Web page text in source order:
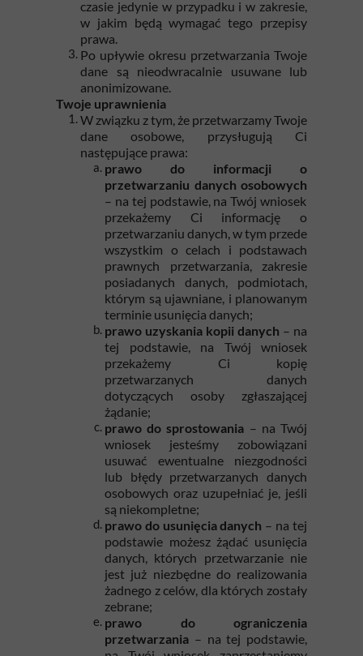
czasie jedynie w przypadku i w zakresie,
w jakim będą wymagać tego przepisy
prawa.
Po upływie okresu przetwarzania Twoje
dane są nieodwracalnie usuwane lub
anonimizowane.
Twoje uprawnienia
W związku z tym, że przetwarzamy Twoje
dane osobowe, przysługują Ci
następujące prawa:
prawo do informacji o
przetwarzaniu danych osobowych
– na tej podstawie, na Twój wniosek
przekażemy Ci informację o
przetwarzaniu danych, w tym przede
wszystkim o celach i podstawach
prawnych przetwarzania, zakresie
posiadanych danych, podmiotach,
którym są ujawniane, i planowanym
terminie usunięcia danych;
prawo uzyskania kopii danych – na
tej podstawie, na Twój wniosek
przekażemy Ci kopię
przetwarzanych danych
dotyczących osoby zgłaszającej
żądanie;
prawo do sprostowania – na Twój
wniosek jesteśmy zobowiązani
usuwać ewentualne niezgodności
lub błędy przetwarzanych danych
osobowych oraz uzupełniać je, jeśli
są niekompletne;
prawo do usunięcia danych – na tej
podstawie możesz żądać usunięcia
danych, których przetwarzanie nie
jest już niezbędne do realizowania
żadnego z celów, dla których zostały
zebrane;
prawo do ograniczenia
przetwarzania – na tej podstawie,